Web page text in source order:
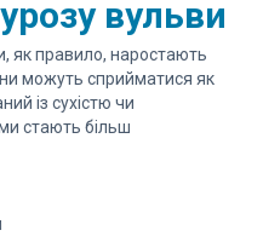
вульви
як правило, наростають
можуть сприйматися як
із сухістю чи
стають більш